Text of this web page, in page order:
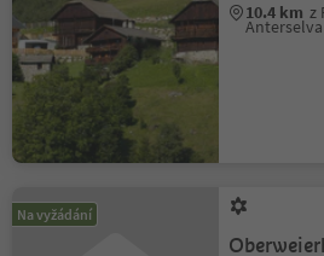
10.4 km z
Na vyžádání